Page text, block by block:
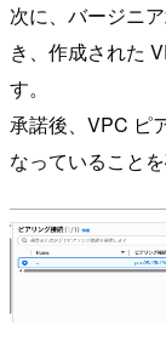
次に、バージニ
き、作成された
す。
承諾後、VPC ピ
なっていることを